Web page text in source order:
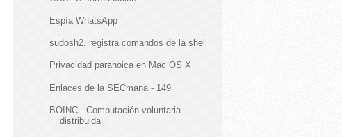
Espía WhatsApp
sudosh2, registra comandos de la shell
Privacidad paranoica en Mac OS X
Enlaces de la SECmana - 149
BOINC - Computación voluntaria
distribuida